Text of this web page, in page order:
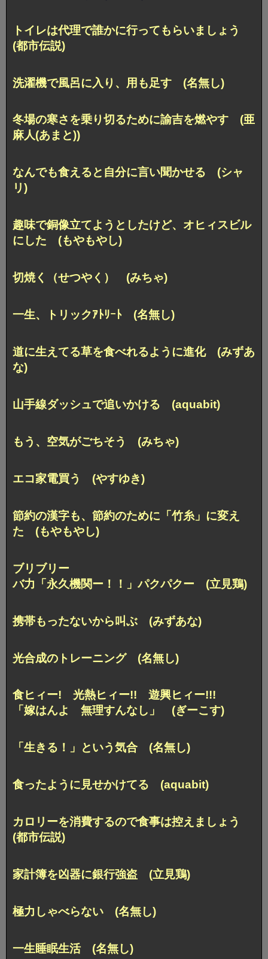
トイレは代理で誰かに行ってもらいましょう
(都市伝説)
洗濯機で風呂に入り、用も足す (名無し)
冬場の寒さを乗り切るために諭吉を燃やす (亜
麻人(あまと))
なんでも食えると自分に言い聞かせる (シャ
リ)
趣味で銅像立てようとしたけど、 オヒィスビル
にした (もやもやし)
切焼く（せつやく） (みちゃ)
一生、トリックｱﾄﾘｰﾄ (名無し)
道に生えてる草を食べれるように進化 (みずあ
な)
山手線ダッシュで追いかける (aquabit)
もう、空気がごちそう (みちゃ)
エコ家電買う (やすゆき)
節約の漢字も、 節約のために「竹糸」に変え
た (もやもやし)
ブリブリー
バ力「永久機関ー！！」パクパクー (立見鶏)
携帯もったないから叫ぶ (みずあな)
光合成のトレーニング (名無し)
食ヒィー! 光熱ヒィー!! 遊興ヒィー!!!
「嫁はんよ 無理すんなし」 (ぎーこす)
「生きる！」という気合 (名無し)
食ったように見せかけてる (aquabit)
カロリーを消費するので食事は控えましょう
(都市伝説)
家計簿を凶器に銀行強盗 (立見鶏)
極力しゃべらない (名無し)
一生睡眠生活 (名無し)